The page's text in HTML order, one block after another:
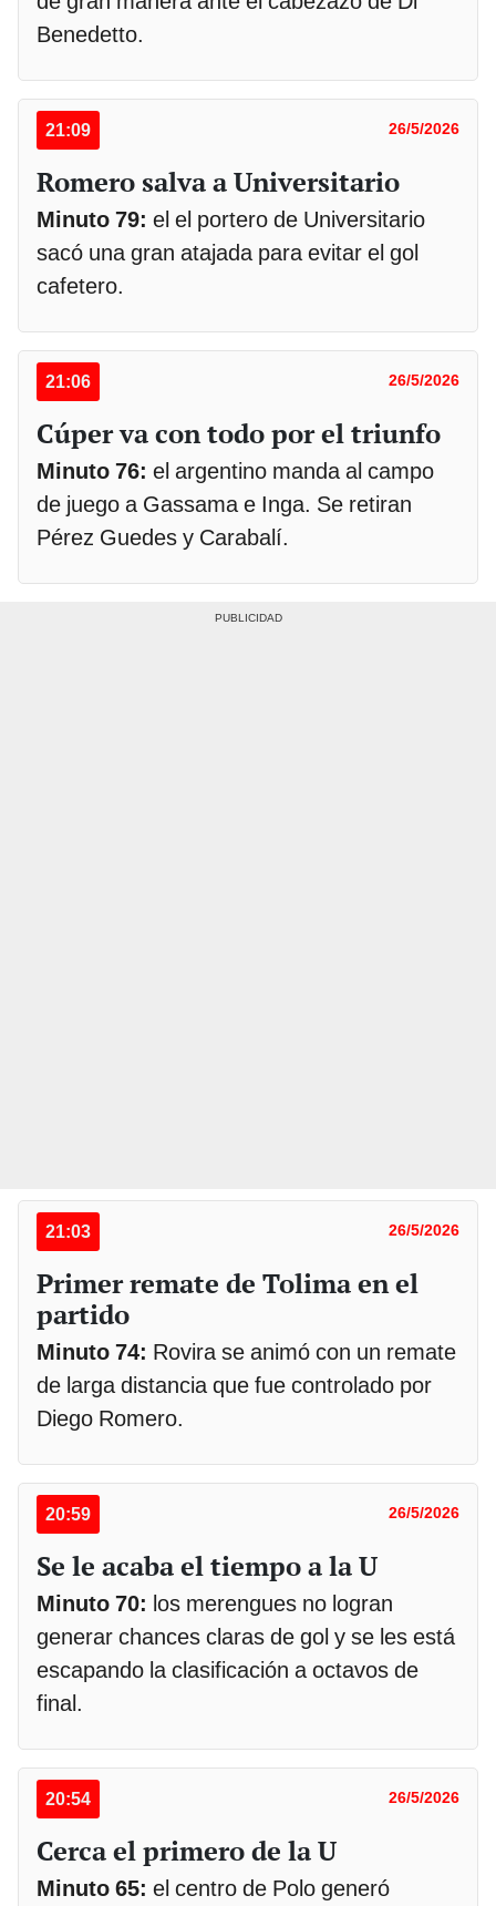
Benedetto.
21:09 26/5/2026
Romero salva a Universitario
Minuto 79: el el portero de Universitario
sacó una gran atajada para evitar el gol
cafetero.
21:06 26/5/2026
Cúper va con todo por el triunfo
Minuto 76: el argentino manda al campo
de juego a Gassama e Inga. Se retiran
Pérez Guedes y Carabalí.
21:03 26/5/2026
Primer remate de Tolima en el
partido
Minuto 74: Rovira se animó con un remate
de larga distancia que fue controlado por
Diego Romero.
20:59 26/5/2026
Se le acaba el tiempo a la U
Minuto 70: los merengues no logran
generar chances claras de gol y se les está
escapando la clasificación a octavos de
final.
20:54 26/5/2026
Cerca el primero de la U
Minuto 65: el centro de Polo generó